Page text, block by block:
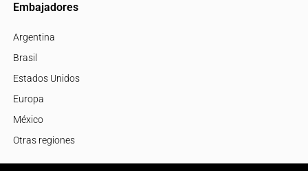
Embajadores
Argentina
Brasil
Estados Unidos
Europa
México
Otras regiones